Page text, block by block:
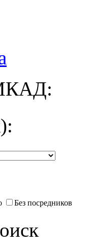
Без посредников